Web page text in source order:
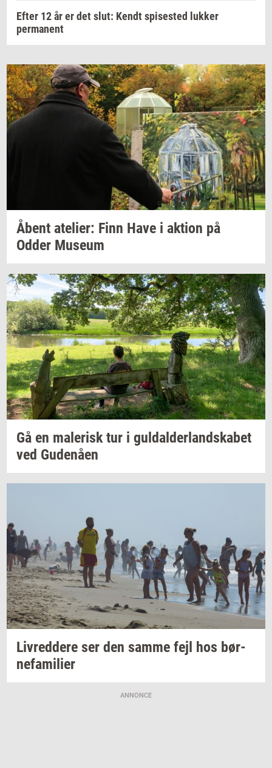
Efter 12 år er det slut: Kendt spisested lukker
permanent
Åbent ate­li­er: Finn Have i ak­tion på
Odder Mu­se­um
Gå en ma­le­risktur i gul­dal­der­land­ska­bet
ved Gu­denå­en
Liv­red­dere ser den samme fejl hos bør­
ne­fa­mi­li­er
ANNONCE